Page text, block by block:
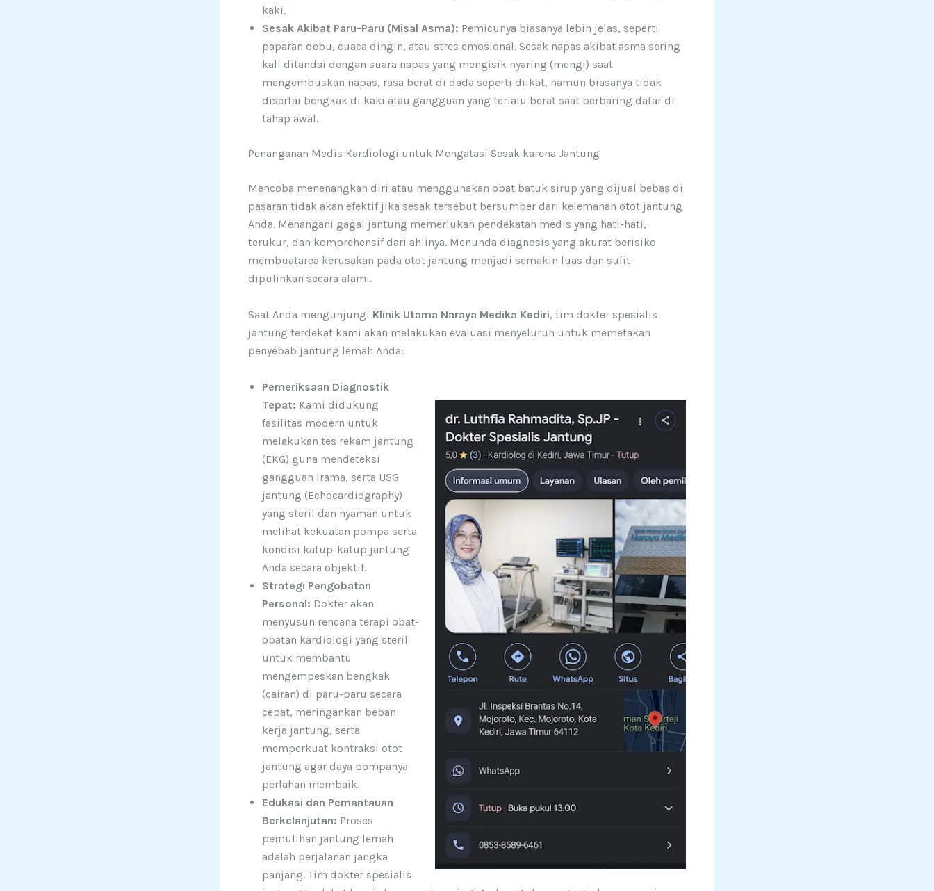
kaki.
Sesak Akibat Paru-Paru (Misal Asma): Pemicunya biasanya lebih jelas, seperti
paparan debu, cuaca dingin, atau stres emosional. Sesak napas akibat asma sering
kali ditandai dengan suara napas yang mengisik nyaring (mengi) saat
mengembuskan napas, rasa berat di dada seperti diikat, namun biasanya tidak
disertai bengkak di kaki atau gangguan yang terlalu berat saat berbaring datar di
tahap awal.
Penanganan Medis Kardiologi untuk Mengatasi Sesak karena Jantung
Mencoba menenangkan diri atau menggunakan obat batuk sirup yang dijual bebas di
pasaran tidak akan efektif jika sesak tersebut bersumber dari kelemahan otot jantung
Anda. Menangani gagal jantung memerlukan pendekatan medis yang hati-hati,
terukur, dan komprehensif dari ahlinya. Menunda diagnosis yang akurat berisiko
membuatarea kerusakan pada otot jantung menjadi semakin luas dan sulit
dipulihkan secara alami.
Saat Anda mengunjungi Klinik Utama Naraya Medika Kediri, tim dokter spesialis
jantung terdekat kami akan melakukan evaluasi menyeluruh untuk memetakan
penyebab jantung lemah Anda:
Pemeriksaan Diagnostik
Tepat: Kami didukung
fasilitas modern untuk
melakukan tes rekam jantung
(EKG) guna mendeteksi
gangguan irama, serta USG
jantung (Echocardiography)
yang steril dan nyaman untuk
melihat kekuatan pompa serta
kondisi katup-katup jantung
Anda secara objektif.
Strategi Pengobatan
Personal: Dokter akan
menyusun rencana terapi obat-
obatan kardiologi yang steril
untuk membantu
mengempeskan bengkak
(cairan) di paru-paru secara
cepat, meringankan beban
kerja jantung, serta
memperkuat kontraksi otot
jantung agar daya pompanya
perlahan membaik.
Edukasi dan Pemantauan
Berkelanjutan: Proses
pemulihan jantung lemah
adalah perjalanan jangka
panjang. Tim dokter spesialis